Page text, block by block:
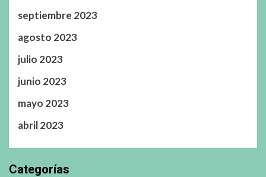
septiembre 2023
agosto 2023
julio 2023
junio 2023
mayo 2023
abril 2023
Categorías